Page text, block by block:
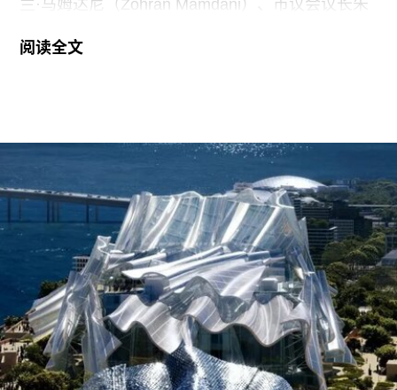
兰·马姆达尼（Zohran Mamdani）、市议会议长朱
算达成“握手协议”后公布的。
国自然历史博物馆、布鲁克林博物馆、皇后区博物
馆以及纽约植物园等。今年的拨款较2026年（此前
预算最高纪录）增加了2420万美元，也比市议会3
月份公布的初步财政计划高出1.07亿美元。
除增加拨款外，2027财年预算还设立了由文化事务
局管理的“文化稳定基金”（Cultural Stability
Fund），该基金将在未来三个财年期间每年发放
1000万美元，“以协助遭遇突发或紧急情况的符合
条件的组织”。
阅读全文